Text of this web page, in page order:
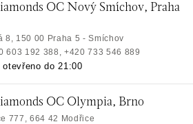
OC Nový Smíchov, Praha
8, 150 00 Praha 5 - Smíchov
603 192 388, +420 733 546 889
otevřeno do 21:00
OC Olympia, Brno
777, 664 42 Modřice